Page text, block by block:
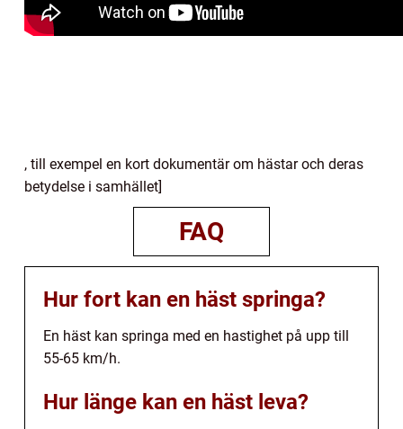
, till exempel en kort dokumentär om hästar och deras
betydelse i samhället]
FAQ
Hur fort kan en häst springa?
En häst kan springa med en hastighet på upp till
55-65 km/h.
Hur länge kan en häst leva?